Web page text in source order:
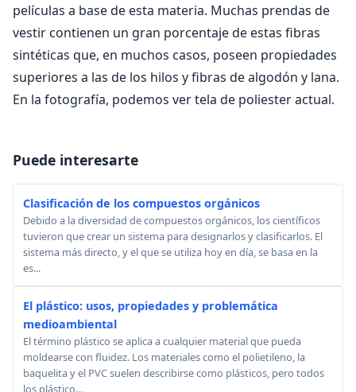
películas a base de esta materia. Muchas prendas de
vestir contienen un gran porcentaje de estas fibras
sintéticas que, en muchos casos, poseen propiedades
superiores a las de los hilos y fibras de algodón y lana.
En la fotografía, podemos ver tela de poliester actual.
Puede interesarte
Clasificación de los compuestos orgánicos
Debido a la diversidad de compuestos orgánicos, los científicos
tuvieron que crear un sistema para designarlos y clasificarlos. El
sistema más directo, y el que se utiliza hoy en día, se basa en la
es...
El plástico: usos, propiedades y problemática
medioambiental
El término plástico se aplica a cualquier material que pueda
moldearse con fluidez. Los materiales como el polietileno, la
baquelita y el PVC suelen describirse como plásticos, pero todos
los plástico...